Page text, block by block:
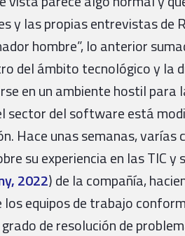
y las propias entrevistas
hombre”, lo anterior
del ámbito tecnológico y la
en un ambiente hostil para
sector del software está
Hace unas semanas,
su experiencia en las TIC
2022) de la compañía,
los equipos de trabajo
de resolución de